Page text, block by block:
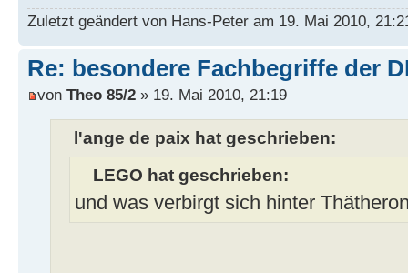
Zuletzt geändert von Hans-Peter am 19. Mai 2010,
Re: besondere Fachbegriffe der
von Theo 85/2 » 19. Mai 2010, 21:19
l'ange de paix hat geschrieben:
LEGO hat geschrieben:
und was verbirgt sich hinter